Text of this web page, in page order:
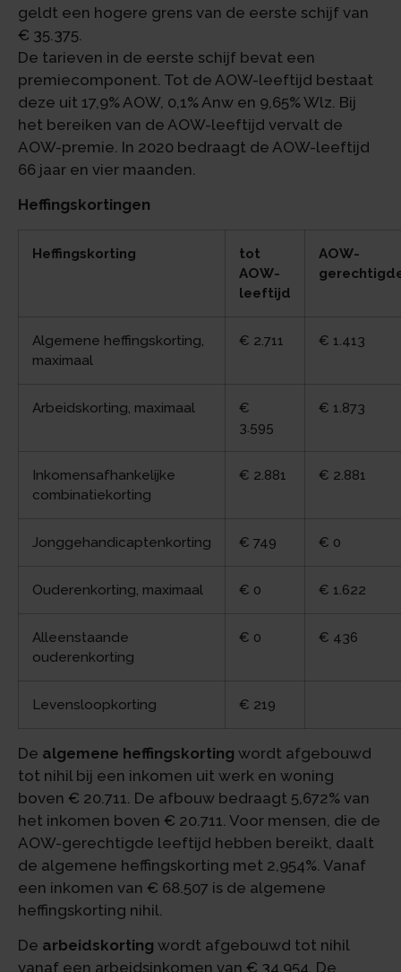
geldt een hogere grens van de eerste schijf van
€ 35.375.
De tarieven in de eerste schijf bevat een
premiecomponent. Tot de AOW-leeftijd bestaat
deze uit 17,9% AOW, 0,1% Anw en 9,65% Wlz. Bij
het bereiken van de AOW-leeftijd vervalt de
AOW-premie. In 2020 bedraagt de AOW-leeftijd
66 jaar en vier maanden.
Heffingskortingen
Heffingskorting
tot
AOW-
leeftijd
AOW-
Algemene heffingskorting,
maximaal
€ 2.711 € 1.413
Arbeidskorting, maximaal
€
3.595
€ 1.873
Inkomensafhankelijke
combinatiekorting
€ 2.881 € 2.881
Jonggehandicaptenkorting € 749 € 0
Ouderenkorting, maximaal € 0 € 1.622
Alleenstaande
ouderenkorting
€ 0 € 436
Levensloopkorting € 219
De algemene heffingskorting wordt afgebouwd
tot nihil bij een inkomen uit werk en woning
boven € 20.711. De afbouw bedraagt 5,672% van
het inkomen boven € 20.711. Voor mensen, die de
AOW-gerechtigde leeftijd hebben bereikt, daalt
de algemene heffingskorting met 2,954%. Vanaf
een inkomen van € 68.507 is de algemene
heffingskorting nihil.
De arbeidskorting wordt afgebouwd tot nihil
vanaf een arbeidsinkomen van € 34.954. De